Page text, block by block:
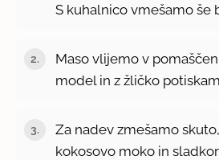
S kuhalnico vmešamo še
Maso vlijemo v
model in z žličko
Za nadev zmešamo
kokosovo moko in